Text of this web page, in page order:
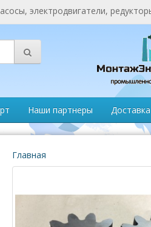
электродвигатели,
Наши партнеры
Главная